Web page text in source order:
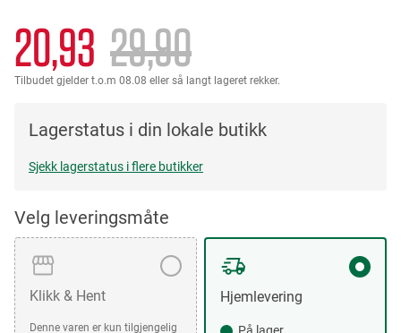
20,93 29,90
Tilbudet gjelder t.o.m 08.08 eller så langt lageret rekker.
Lagerstatus i din lokale butikk
Sjekk lagerstatus i flere butikker
Velg leveringsmåte
Klikk & Hent
Denne varen er kun tilgjengelig
Hjemlevering
the
images
gallery